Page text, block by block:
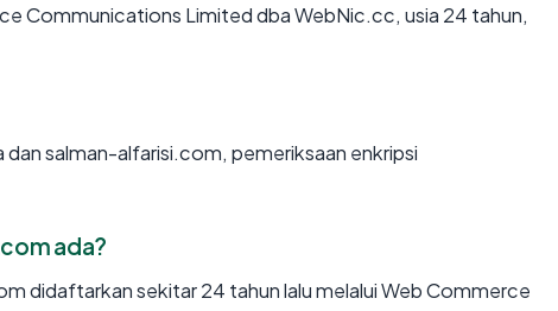
Communications Limited dba WebNic.cc, usia 24 tahun,
salman-alfarisi.com, pemeriksaan enkripsi
ada?
didaftarkan sekitar 24 tahun lalu melalui Web Commerce